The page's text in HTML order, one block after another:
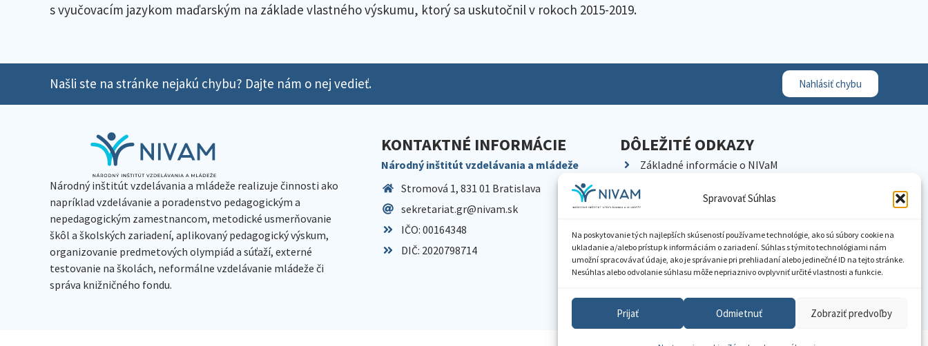
Spravovať Súhlas
Na poskytovanie tých najlepších skúseností používame technológie, ako sú súbory cookie na
ukladanie a/alebo prístup k informáciám o zariadení. Súhlas s týmito technológiami nám
umožní spracovávať údaje, ako je správanie pri prehliadaní alebo jedinečné ID na tejto stránke.
Nesúhlas alebo odvolanie súhlasu môže nepriaznivo ovplyvniť určité vlastnosti a funkcie.
Prijať Odmietnuť Zobraziť predvoľby
s vyučovacím jazykom maďarským na základe vlastného výskumu, ktorý sa uskutočnil v rokoch 2015-2019.
Našli ste na stránke nejakú chybu? Dajte nám o nej vedieť. Nahlásiť chybu
Národný inštitút vzdelávania a mládeže realizuje činnosti ako
napríklad vzdelávanie a poradenstvo pedagogickým a
nepedagogickým zamestnancom, metodické usmerňovanie
škôl a školských zariadení, aplikovaný pedagogický výskum,
organizovanie predmetových olympiád a súťaží, externé
testovanie na školách, neformálne vzdelávanie mládeže či
správa knižničného fondu.
KONTAKTNÉ INFORMÁCIE
Národný inštitút vzdelávania a mládeže
Stromová 1, 831 01 Bratislava
sekretariat.gr@nivam.sk
IČO: 00164348
DIČ: 2020798714
DÔLEŽITÉ ODKAZY
Základné informácie o NIVaM
Kariéra
Pracoviská NIVaM
Dokumenty inštitúcie